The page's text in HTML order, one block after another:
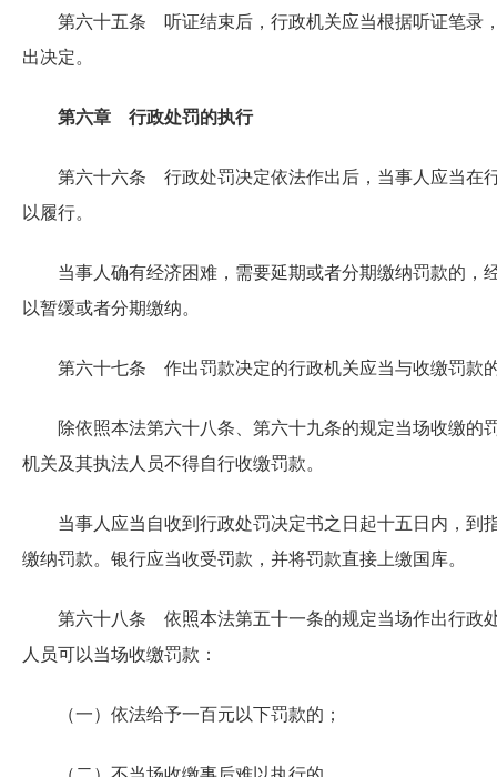
第六十五条 听证结束后，行政机关应当根据听证笔录
出决定。
第六章 行政处罚的执行
第六十六条 行政处罚决定依法作出后，当事人应当在
以履行。
当事人确有经济困难，需要延期或者分期缴纳罚款的，
以暂缓或者分期缴纳。
第六十七条 作出罚款决定的行政机关应当与收缴罚款
除依照本法第六十八条、第六十九条的规定当场收缴的
机关及其执法人员不得自行收缴罚款。
当事人应当自收到行政处罚决定书之日起十五日内，到
缴纳罚款。银行应当收受罚款，并将罚款直接上缴国库。
第六十八条 依照本法第五十一条的规定当场作出行政
人员可以当场收缴罚款：
（一）依法给予一百元以下罚款的；